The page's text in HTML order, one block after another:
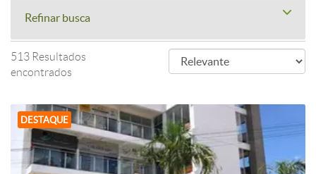
Refinar busca
513 Resultados
encontrados
DESTAQUE